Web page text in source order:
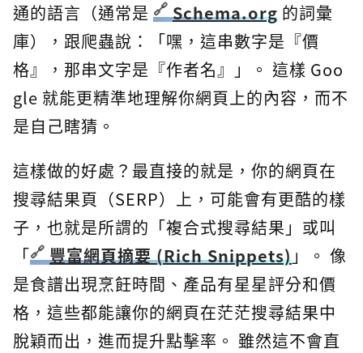
通的語言（通常是
Schema.org 的詞彙
庫），跟爬蟲說：「嘿，這串數字是『價
格』，那串文字是『作者名』」。 這樣 Goo
gle 就能更精準地理解你網頁上的內容，而不
是自己瞎猜。
這樣做的好處？最直接的就是，你的網頁在
搜尋結果頁（SERP）上，可能會有更酷的樣
子，也就是所謂的「複合式搜尋結果」或叫
「
豐富網頁摘要 (Rich Snippets)」。 像
是食譜出現烹飪時間、產品有星星評分和價
格，這些都能讓你的網頁在茫茫搜尋結果中
脫穎而出，進而提升點擊率。 雖然這不會直